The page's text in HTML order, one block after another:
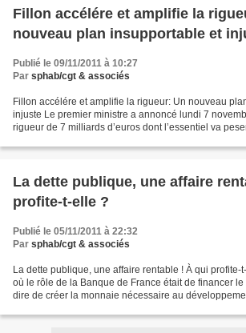
Fillon accélére et amplifie la
nouveau plan insupportable et
Publié le 09/11/2011 à 10:27
Par sphab/cgt & associés
Fillon accélére et amplifie la rigueur: Un nouveau
injuste Le premier ministre a annoncé lundi 7
rigueur de 7 milliards d’euros dont l’essentiel va
La dette publique, une affaire
profite-t-elle ?
Publié le 05/11/2011 à 22:32
Par sphab/cgt & associés
La dette publique, une affaire rentable ! À qui profite-
où le rôle de la Banque de France était de financer le
dire de créer la monnaie nécessaire au